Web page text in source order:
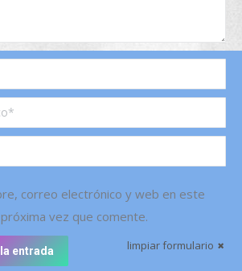
*
correo electrónico y web en este
vez que comente.
limpiar formulario
entrada